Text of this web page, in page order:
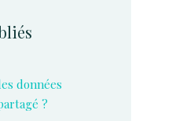
données
?